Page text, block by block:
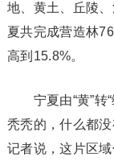
地、黄土、丘陵
夏共完成营造林
高到15.8%。
宁夏由“黄”转“
秃秃的，什么都
记者说，这片区